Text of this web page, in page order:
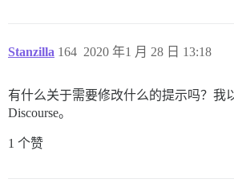
Stanzilla 2020 年1 月 28 日 13:18
164
有什么关于需要修改什么的提示吗？我
Discourse。
1 个赞